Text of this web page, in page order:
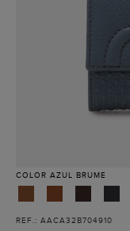
COLOR AZUL BRUME
REF.: AACA32B704910